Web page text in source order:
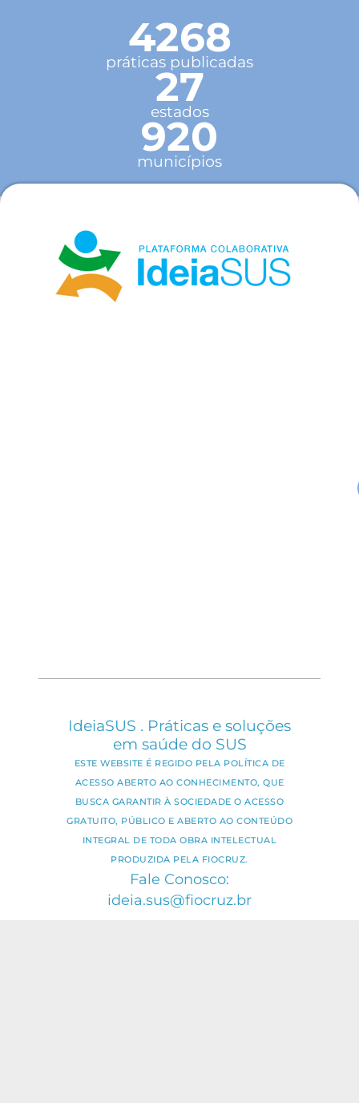
4268
práticas publicadas
27
estados
920
municípios
IdeiaSUS . Práticas e soluções
em saúde do SUS
ESTE WEBSITE É REGIDO PELA POLÍTICA DE
ACESSO ABERTO AO CONHECIMENTO, QUE
BUSCA GARANTIR À SOCIEDADE O ACESSO
GRATUITO, PÚBLICO E ABERTO AO CONTEÚDO
INTEGRAL DE TODA OBRA INTELECTUAL
PRODUZIDA PELA FIOCRUZ.
Fale Conosco:
ideia.sus@fiocruz.br